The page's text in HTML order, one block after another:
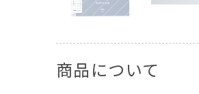
商品について